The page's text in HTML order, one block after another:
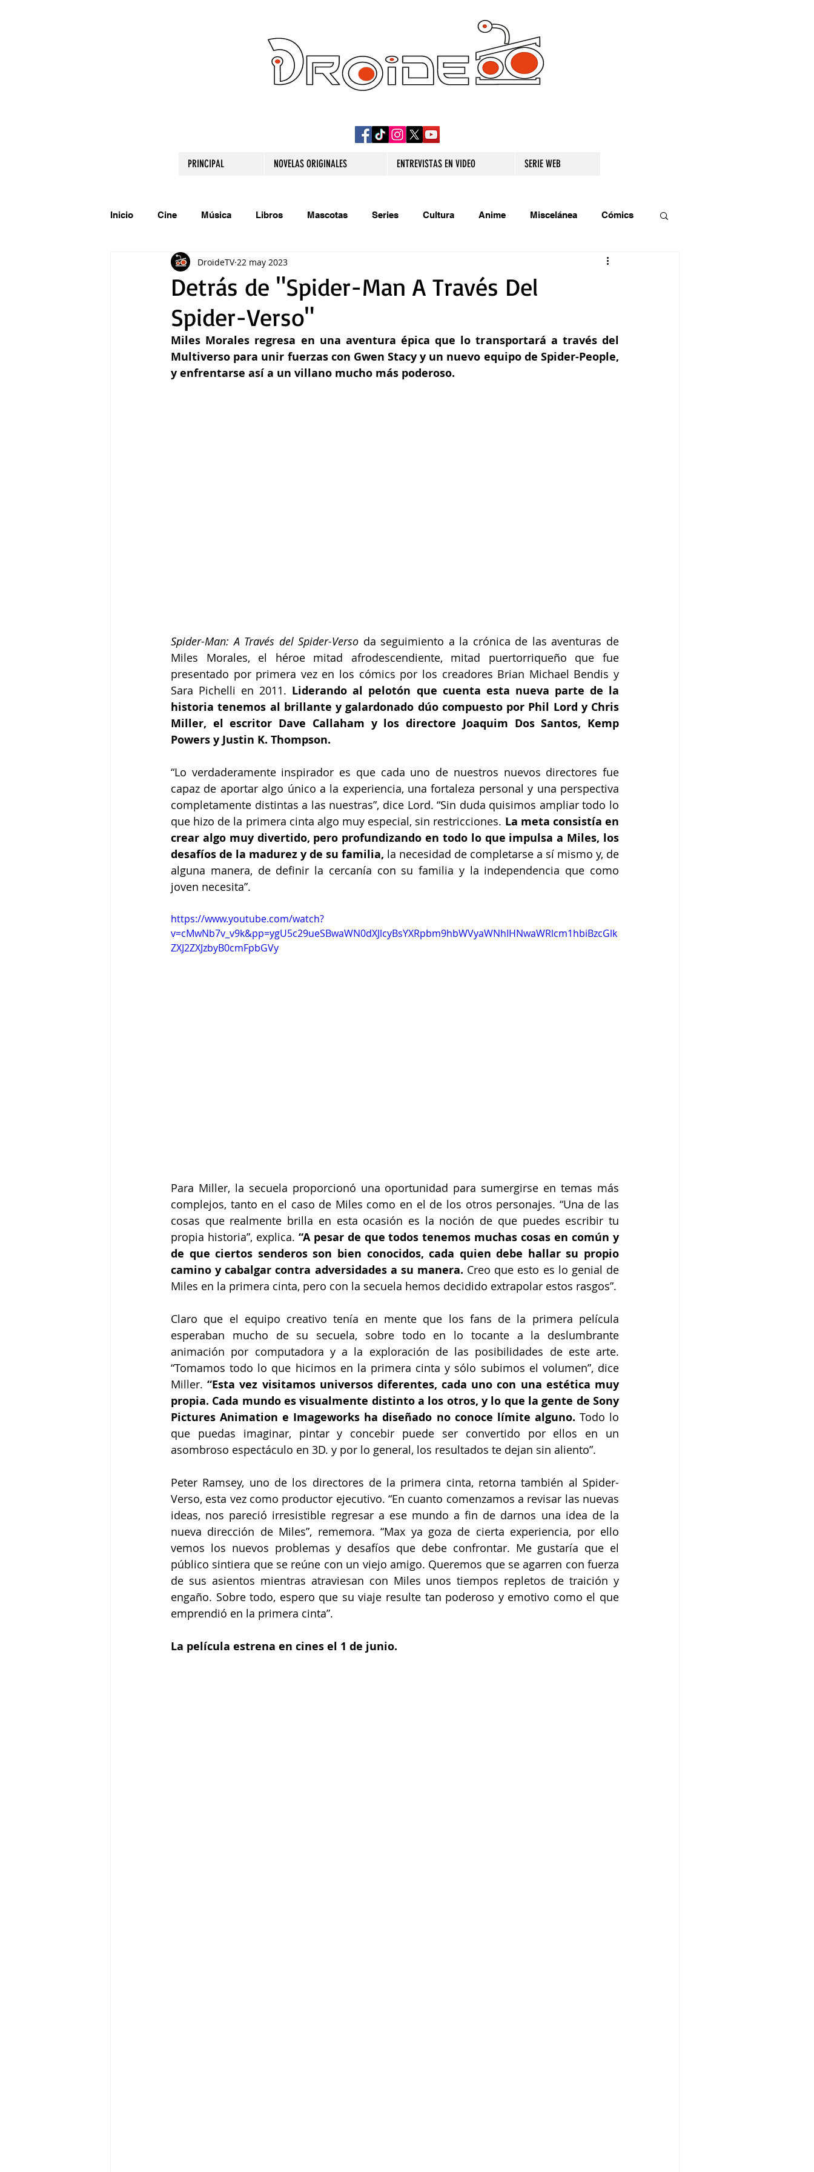
PRINCIPAL NOVELAS ORIGINALES ENTREVISTAS EN VIDEO SERIE WEB
Inicio Cine Música Libros Mascotas Series Cultura Anime Miscelánea Cómics
Comparte tu talento Relatos originales
Gastronomía Tecnología
Detrás de "Spider-Man A Través Del
Spider-Verso"
DroideTV 22 may 2023
Miles Morales regresa en una aventura épica que lo transportará a través del
Multiverso para unir fuerzas con Gwen Stacy y un nuevo equipo de Spider-People,
y enfrentarse así a un villano mucho más poderoso.
Spider-Man: A Través del Spider-Verso da seguimiento a la crónica de las aventuras de
Miles Morales, el héroe mitad afrodescendiente, mitad puertorriqueño que fue
presentado por primera vez en los cómics por los creadores Brian Michael Bendis y
Sara Pichelli en 2011. Liderando al pelotón que cuenta esta nueva parte de la
historia tenemos al brillante y galardonado dúo compuesto por Phil Lord y Chris
Miller, el escritor Dave Callaham y los directore Joaquim Dos Santos, Kemp
Powers y Justin K. Thompson.
“Lo verdaderamente inspirador es que cada uno de nuestros nuevos directores fue
capaz de aportar algo único a la experiencia, una fortaleza personal y una perspectiva
completamente distintas a las nuestras”, dice Lord. “Sin duda quisimos ampliar todo lo
que hizo de la primera cinta algo muy especial, sin restricciones. La meta consistía en
crear algo muy divertido, pero profundizando en todo lo que impulsa a Miles, los
desafíos de la madurez y de su familia, la necesidad de completarse a sí mismo y, de
alguna manera, de definir la cercanía con su familia y la independencia que como
joven necesita”.
https://www.youtube.com/watch?
v=cMwNb7v_v9k&pp=ygU5c29ueSBwaWN0dXJlcyBsYXRpbm9hbWVyaWNhIHNwaWRlcm1hbiBzcGlk
ZXJ2ZXJzbyB0cmFpbGVy
Para Miller, la secuela proporcionó una oportunidad para sumergirse en temas más
complejos, tanto en el caso de Miles como en el de los otros personajes. “Una de las
cosas que realmente brilla en esta ocasión es la noción de que puedes escribir tu
propia historia”, explica. “A pesar de que todos tenemos muchas cosas en común y
de que ciertos senderos son bien conocidos, cada quien debe hallar su propio
camino y cabalgar contra adversidades a su manera. Creo que esto es lo genial de
Miles en la primera cinta, pero con la secuela hemos decidido extrapolar estos rasgos”.
Claro que el equipo creativo tenía en mente que los fans de la primera película
esperaban mucho de su secuela, sobre todo en lo tocante a la deslumbrante
animación por computadora y a la exploración de las posibilidades de este arte.
“Tomamos todo lo que hicimos en la primera cinta y sólo subimos el volumen”, dice
Miller. “Esta vez visitamos universos diferentes, cada uno con una estética muy
propia. Cada mundo es visualmente distinto a los otros, y lo que la gente de Sony
Pictures Animation e Imageworks ha diseñado no conoce límite alguno. Todo lo
que puedas imaginar, pintar y concebir puede ser convertido por ellos en un
asombroso espectáculo en 3D. y por lo general, los resultados te dejan sin aliento”.
Peter Ramsey, uno de los directores de la primera cinta, retorna también al Spider-
Verso, esta vez como productor ejecutivo. “En cuanto comenzamos a revisar las nuevas
ideas, nos pareció irresistible regresar a ese mundo a fin de darnos una idea de la
nueva dirección de Miles”, rememora. “Max ya goza de cierta experiencia, por ello
vemos los nuevos problemas y desafíos que debe confrontar. Me gustaría que el
público sintiera que se reúne con un viejo amigo. Queremos que se agarren con fuerza
de sus asientos mientras atraviesan con Miles unos tiempos repletos de traición y
engaño. Sobre todo, espero que su viaje resulte tan poderoso y emotivo como el que
emprendió en la primera cinta”.
La película estrena en cines el 1 de junio.